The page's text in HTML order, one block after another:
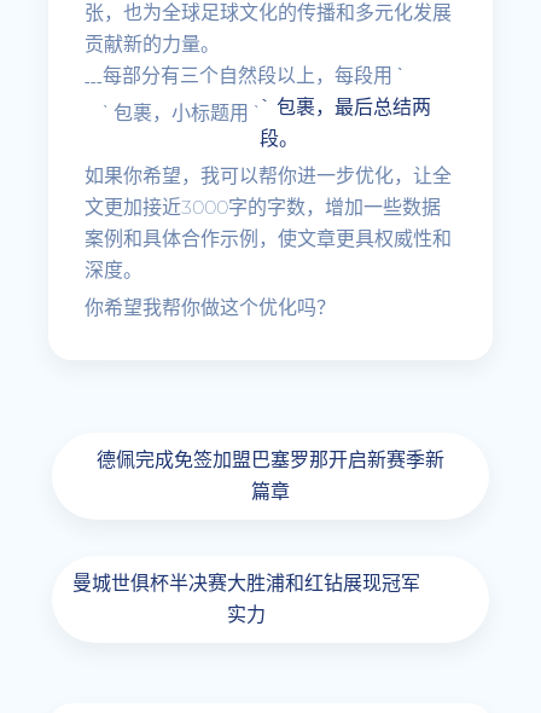
张，也为全球足球文化的传播和多元化发展
贡献新的力量。
---每部分有三个自然段以上，每段用 `
` 包裹，小标题用 ` ` 包裹，最后总结两
段。
如果你希望，我可以帮你进一步优化，让全
文更加接近3000字的字数，增加一些数据
案例和具体合作示例，使文章更具权威性和
深度。
你希望我帮你做这个优化吗？
德佩完成免签加盟巴塞罗那开启新赛季新
篇章
曼城世俱杯半决赛大胜浦和红钻展现冠军
实力